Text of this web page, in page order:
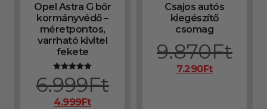
Opel Astra G bőr
kormányvédő –
méretpontos,
varrható kivitel
fekete
Értékelés:
5.00
/ 5
6.999Ft
4.999Ft
Csajos autós
kiegészítő
csomag
9.870Ft
7.290Ft